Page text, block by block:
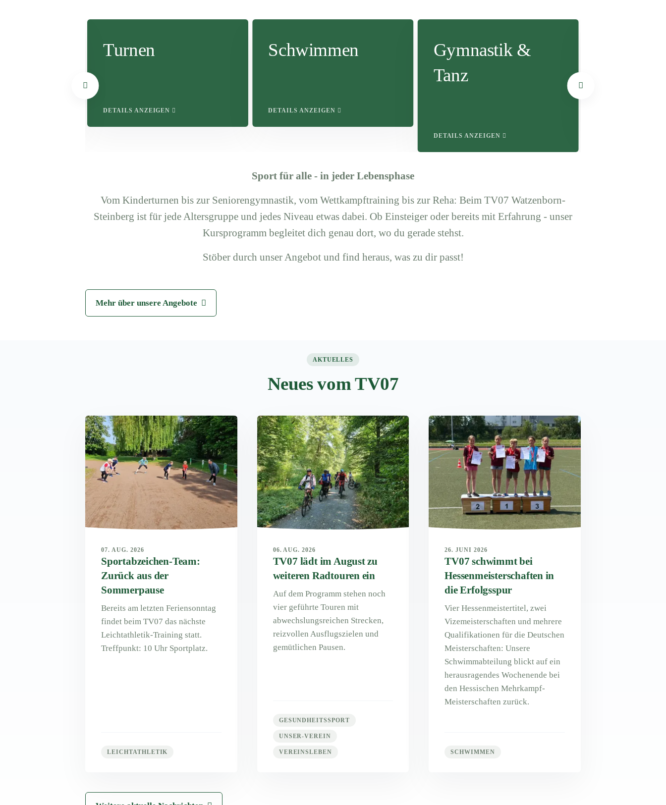
Turnen
DETAILS ANZEIGEN
Schwimmen
DETAILS ANZEIGEN
Gymnastik &
Tanz
DETAILS ANZEIGEN
Sport für alle - in jeder Lebensphase
Vom Kinderturnen bis zur Seniorengymnastik, vom Wettkampftraining bis zur Reha: Beim TV07 Watzenborn-
Steinberg ist für jede Altersgruppe und jedes Niveau etwas dabei. Ob Einsteiger oder bereits mit Erfahrung - unser
Kursprogramm begleitet dich genau dort, wo du gerade stehst.
Stöber durch unser Angebot und find heraus, was zu dir passt!
Mehr über unsere Angebote
AKTUELLES
Neues vom TV07
07. AUG. 2026
Sportabzeichen-Team:
Zurück aus der
Sommerpause
Bereits am letzten Feriensonntag
findet beim TV07 das nächste
Leichtathletik-Training statt.
Treffpunkt: 10 Uhr Sportplatz.
LEICHTATHLETIK
06. AUG. 2026
TV07 lädt im August zu
weiteren Radtouren ein
Auf dem Programm stehen noch
vier geführte Touren mit
abwechslungsreichen Strecken,
reizvollen Ausflugszielen und
gemütlichen Pausen.
GESUNDHEITSSPORT
UNSER-VEREIN
VEREINSLEBEN
26. JUNI 2026
TV07 schwimmt bei
Hessenmeisterschaften in
die Erfolgsspur
Vier Hessenmeistertitel, zwei
Vizemeisterschaften und mehrere
Qualifikationen für die Deutschen
Meisterschaften: Unsere
Schwimmabteilung blickt auf ein
herausragendes Wochenende bei
den Hessischen Mehrkampf-
Meisterschaften zurück.
SCHWIMMEN